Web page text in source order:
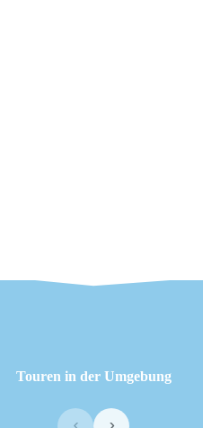
Touren in der Umgebung